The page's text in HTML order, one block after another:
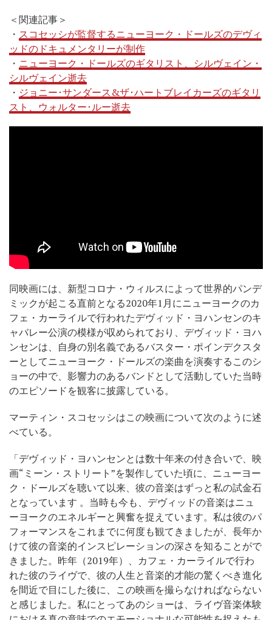
＜関連記事＞
・ スコセッシが監督するニューヨーク・ドールズのデヴィ
ッドのドキュメンタリーが制作
・ ニューヨーク・ドールズのギタリスト、シルヴェイン・
シルヴェイン逝去
・ ジョニー･サンダース&ザ･ハートブレイカーズのギタリ
スト、ウォルター･ルー逝去
同映画には、新型コロナ・ウィルスによって世界的パンデ
ミックが起こる直前となる2020年1月にニューヨークのカ
フェ・カーライルで行われたデヴィッド・ヨハンセンのキ
ャバレー公演の模様が収められており、デヴィッド・ヨハ
ンセンは、自身の別名義であるバスター・ポインデクスタ
ーとしてニューヨーク・ドールズの楽曲を演奏するこのシ
ョーの中で、影響力のあるバンドとして活動していた当時
のエピソードを観客に披露している。
マーティン・スコセッシはこの映画について次のように述
べている。
「デヴィッド・ヨハンセンとは数十年来の付き合いで、映
画“ミーン・ストリート”を製作していた頃に、ニューヨー
ク・ドールズを聴いて以来、彼の音楽はずっと私の試金石
となっています 。当時も今も、デヴィッドの音楽はニュ
ーヨークのエネルギーと興奮を捉えています。私は彼のパ
フォーマンスをこれまでに何度も観てきましたが、長年か
けて彼の音楽的インスピレーションの深さを知ることがで
きました。昨年（2019年）、カフェ・カーライルで行わ
れた彼のライヴで、彼の人生と音楽的才能の驚くべき進化
を間近で目にした後に、この映画を撮らなければならない
と感じました。私にとってあのショーは、ライヴ音楽体験